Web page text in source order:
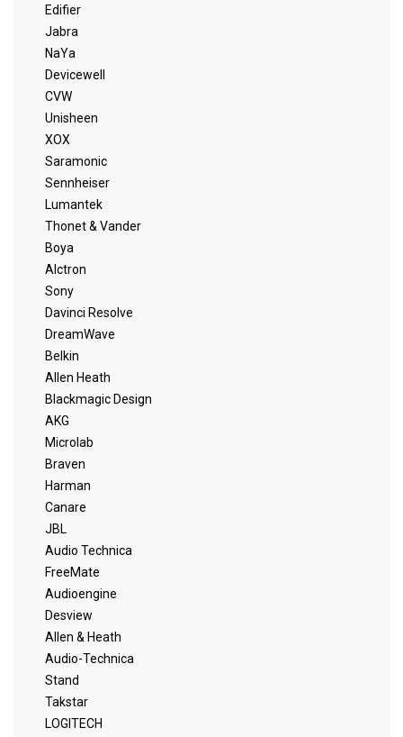
Edifier
Jabra
NaYa
Devicewell
CVW
Unisheen
XOX
Saramonic
Sennheiser
Lumantek
Thonet & Vander
Boya
Alctron
Sony
Davinci Resolve
DreamWave
Belkin
Allen Heath
Blackmagic Design
AKG
Microlab
Braven
Harman
Canare
JBL
Audio Technica
FreeMate
Audioengine
Desview
Allen & Heath
Audio-Technica
Stand
Takstar
LOGITECH